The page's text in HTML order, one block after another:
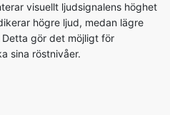
visuellt ljudsignalens höghet
högre ljud, medan lägre
gör det möjligt för
sina röstnivåer.